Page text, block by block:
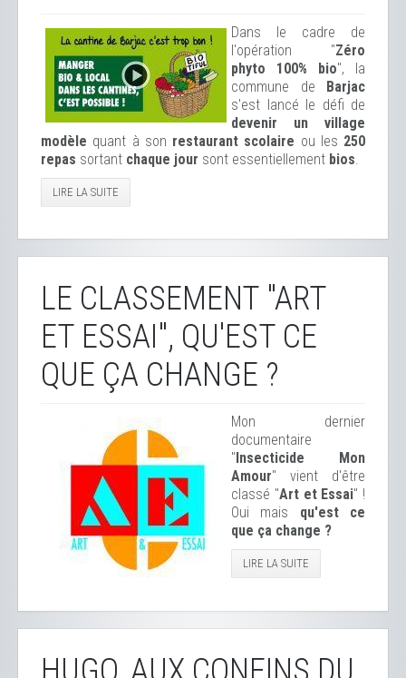
Dans le cadre de
l'opération "Zéro
phyto 100% bio", la
commune de Barjac
s'est lancé le défi de
devenir un village
modèle quant à son restaurant scolaire ou les 250
repas sortant chaque jour sont essentiellement bios.
LIRE LA SUITE
LE CLASSEMENT "ART
ET ESSAI", QU'EST CE
QUE ÇA CHANGE ?
Mon dernier
documentaire
"Insecticide Mon
Amour" vient d'être
classé "Art et Essai" !
Oui mais qu'est ce
que ça change ?
LIRE LA SUITE